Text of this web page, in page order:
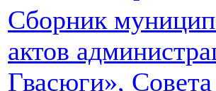
Сборник
актов
Гвасюги», Совета